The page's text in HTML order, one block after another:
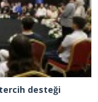
desteği